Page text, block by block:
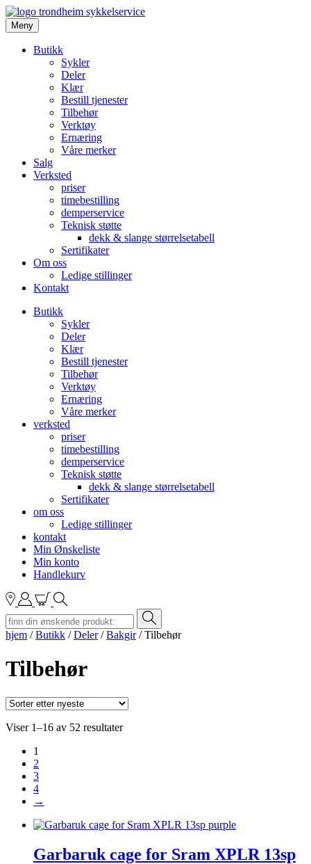
Meny
Butikk
Sykler
Deler
Klær
Bestill tjenester
Tilbehør
Verktøy
Ernæring
Våre merker
Salg
Verksted
priser
timebestilling
demperservice
Teknisk støtte
dekk & slange størrelsetabell
Sertifikater
Om oss
Ledige stillinger
Kontakt
Butikk
Sykler
Deler
Klær
Bestill tjenester
Tilbehør
Verktøy
Ernæring
Våre merker
verksted
priser
timebestilling
demperservice
Teknisk støtte
dekk & slange størrelsetabell
Sertifikater
om oss
Ledige stillinger
kontakt
Min Ønskeliste
Min konto
Handlekurv
hjem /Butikk /Deler/Bakgir/Tilbehør
Tilbehør
Viser 1–16 av 52 resultaterSortert
1
2
3
4
→
Garbaruk cage for Sram XPLR 13sp